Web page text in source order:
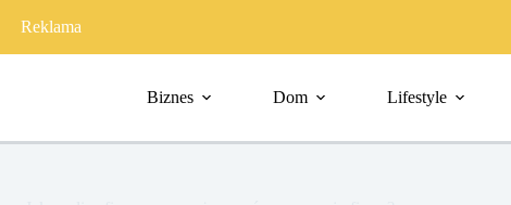
Reklama
Biznes Dom Lifestyle